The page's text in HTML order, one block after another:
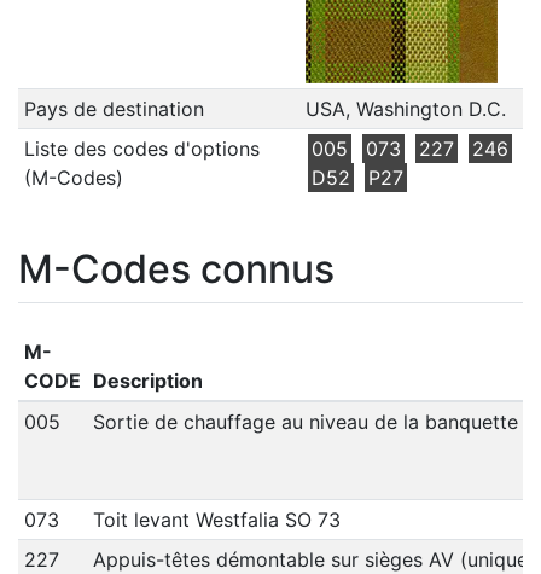
Pays de destination
USA, Washington D.C.
Liste des codes d'options
(M-Codes)
005 073 227
246
D52
P27
M-Codes connus
M-
CODE Description
005
Sortie de chauffage au niveau de la banquette
073
Toit levant Westfalia SO 73
227
Appuis-têtes démontable sur sièges AV